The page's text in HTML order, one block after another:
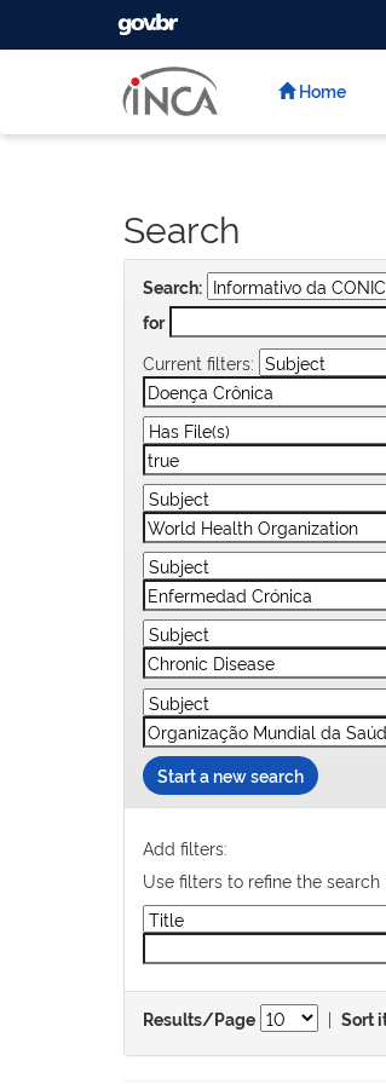
GOVBR
Home
Search
Search:
for
Current filters:
Start a new search
Add filters:
Use filters to refine the search
Results/Page | Sort